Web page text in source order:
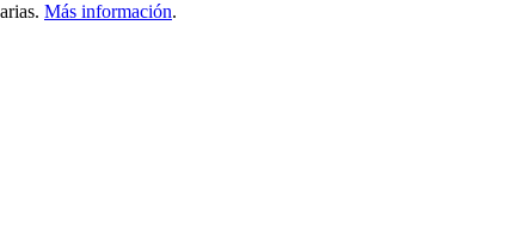
Más información.